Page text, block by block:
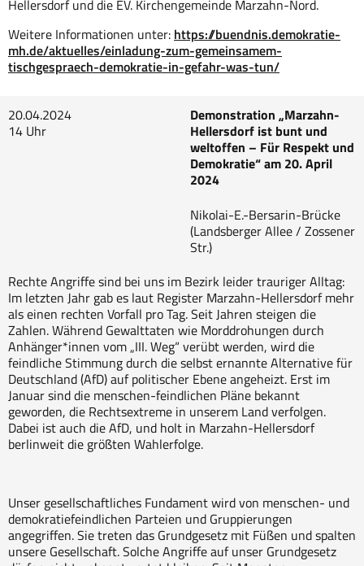
Hellersdorf und die EV. Kirchengemeinde Marzahn-Nord.
Weitere Informationen unter: https://buendnis.demokratie-
mh.de/aktuelles/einladung-zum-gemeinsamem-
tischgespraech-demokratie-in-gefahr-was-tun/
20.04.2024
14 Uhr
Demonstration „Marzahn-
Hellersdorf ist bunt und
weltoffen – Für Respekt und
Demokratie“ am 20. April
2024
Nikolai-E.-Bersarin-Brücke
(Landsberger Allee / Zossener
Str.)
Rechte Angriffe sind bei uns im Bezirk leider trauriger Alltag:
Im letzten Jahr gab es laut Register Marzahn-Hellersdorf mehr
als einen rechten Vorfall pro Tag. Seit Jahren steigen die
Zahlen. Während Gewalttaten wie Morddrohungen durch
Anhänger*innen vom „III. Weg“ verübt werden, wird die
feindliche Stimmung durch die selbst ernannte Alternative für
Deutschland (AfD) auf politischer Ebene angeheizt. Erst im
Januar sind die menschen-feindlichen Pläne bekannt
geworden, die Rechtsextreme in unserem Land verfolgen.
Dabei ist auch die AfD, und holt in Marzahn-Hellersdorf
berlinweit die größten Wahlerfolge.
Unser gesellschaftliches Fundament wird von menschen- und
demokratiefeindlichen Parteien und Gruppierungen
angegriffen. Sie treten das Grundgesetz mit Füßen und spalten
unsere Gesellschaft. Solche Angriffe auf unser Grundgesetz